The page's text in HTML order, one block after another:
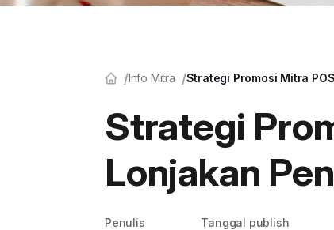
Info Mitra Strategi Promosi Mitra
Strategi
Lonjakan
Penulis Tanggal publish